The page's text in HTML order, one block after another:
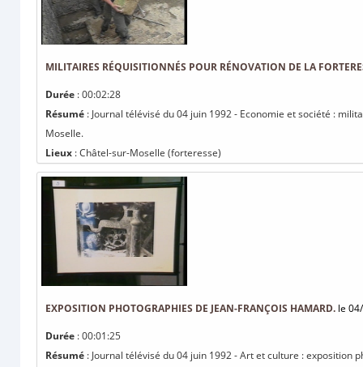
MILITAIRES RÉQUISITIONNÉS POUR RÉNOVATION DE LA
Durée : 00:02:28
Résumé : Journal télévisé du 04 juin 1992 - Economie et société :
Moselle.
Lieux : Châtel-sur-Moselle (forteresse)
EXPOSITION PHOTOGRAPHIES DE JEAN-FRANÇOIS HAMARD. le
Durée : 00:01:25
Résumé : Journal télévisé du 04 juin 1992 - Art et culture : exposition